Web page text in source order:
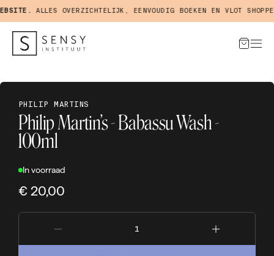
ALLES OVERZICHTELIJK, EENVOUDIG BOEKEN EN VLOT
PHILIP MARTINS
Philip Martin’s - Babassu Wash -
100ml
In voorraad
€ 20,00